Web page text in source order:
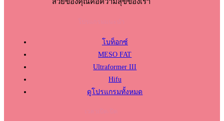
โบท็อกซ์
MESO FAT
Ultraformer III
Hifu
ดูโปรแกรมทั้งหมด